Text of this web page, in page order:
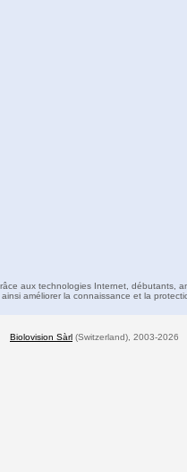
aux technologies Internet, débutants,
améliorer la connaissance et la
Biolovision Sàrl (Switzerland), 2003-2026